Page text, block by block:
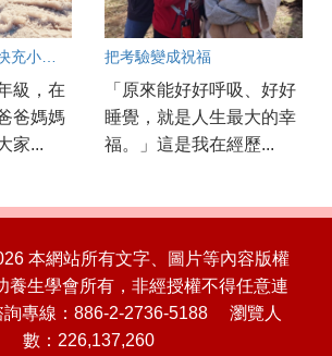
從「過敏兒」到「快充小超人」的奇幻旅程
級，在
爸媽媽
家...
把考驗變成祝福
「原來能好好呼吸、好好
睡覺，就是人生最大的幸
福。」這是我在經歷...
本網站所有文字、圖片等內容版權
養生學會所有，非經授權不得任意連
專線：886-2-2736-5188 瀏覽人
數：226,137,260